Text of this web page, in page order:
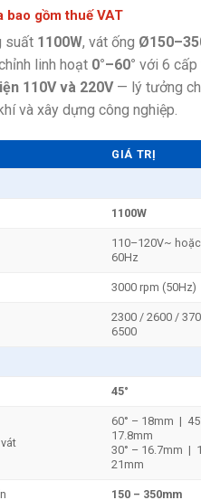
gồm thuế VAT
suất 1100W, vát ống
linh hoạt 0°–60° với 6 cấp
110V và 220V— lý tưởng
và xây dựng công nghiệp.
GIÁ TRỊ
1100W
110–120V~
60Hz
3000 rpm
2300 / 2600 /
6500
45°
60° – 18mm |
17.8mm
30° – 16.7mm |
21mm
150 – 350mm